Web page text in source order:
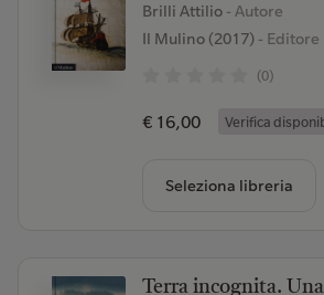
Brilli Attilio - Autore
Il Mulino (2017)- Editore
(0)
€ 16,00 Verifica
Seleziona libreria
Terra incognita.